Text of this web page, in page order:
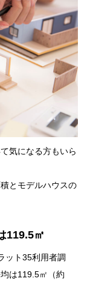
気になる方もいら
とモデルハウスの
119.5㎡
ット35利用者調
は119.5㎡（約